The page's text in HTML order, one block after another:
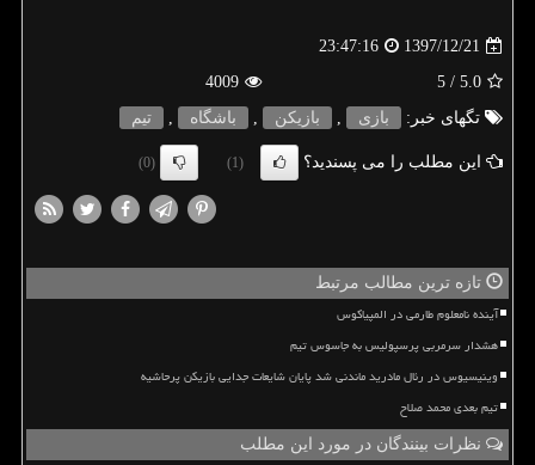
1397/12/21
23:47:16
5.0
/ 5
4009
تگهای خبر:
بازی , بازیكن , باشگاه , تیم
این مطلب را می پسندید؟ (1)
(0)
تازه ترین مطالب مرتبط
آینده نامعلوم طارمی در المپیاکوس
هشدار سرمربی پرسپولیس به جاسوس تیم
وینیسیوس در رئال مادرید ماندنی شد پایان شایعات جدایی بازیکن پرحاشیه
تیم بعدی محمد صلاح
نظرات بینندگان در مورد این مطلب